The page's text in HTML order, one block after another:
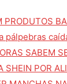
PRODUTOS
pálpebras
SABEM
SHEIN POR